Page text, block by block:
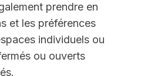
prendre en
et les préférences
individuels ou
ou ouverts